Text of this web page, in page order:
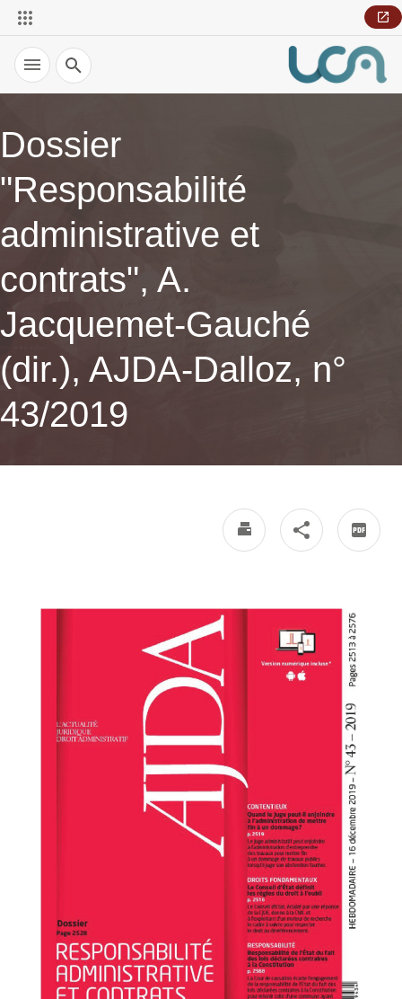
Recherche
Dossier
"Responsabilité
administrative et
contrats", A.
Jacquemet-Gauché
(dir.), AJDA-Dalloz, n°
43/2019